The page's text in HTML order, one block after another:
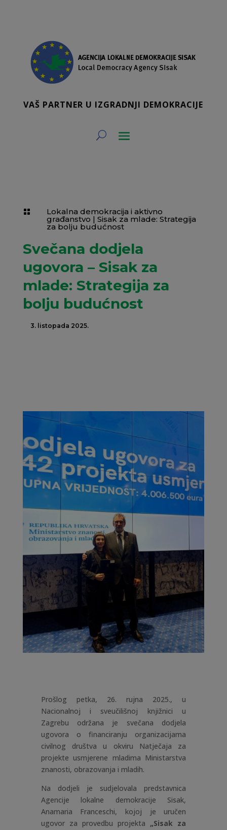
VAŠ PARTNER U IZGRADNJI DEMOKRACIJE
 Lokalna demokracija i aktivno
građanstvo | Sisak za mlade: Strategija
za bolju budućnost
Svečana dodjela
ugovora – Sisak za
mlade: Strategija za
bolju budućnost
3. listopada 2025.
Prošlog petka, 26. rujna 2025., u
Nacionalnoj i sveučilišnoj knjižnici u
Zagrebu održana je svečana dodjela
ugovora o financiranju organizacijama
civilnog društva u okviru Natječaja za
projekte usmjerene mladima Ministarstva
znanosti, obrazovanja i mladih.
Na dodjeli je sudjelovala predstavnica
Agencije lokalne demokracije Sisak,
Anamaria Franceschi, kojoj je uručen
ugovor za provedbu projekta „Sisak za